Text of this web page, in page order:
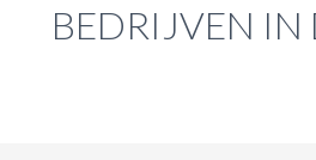
BEDRIJVEN IN